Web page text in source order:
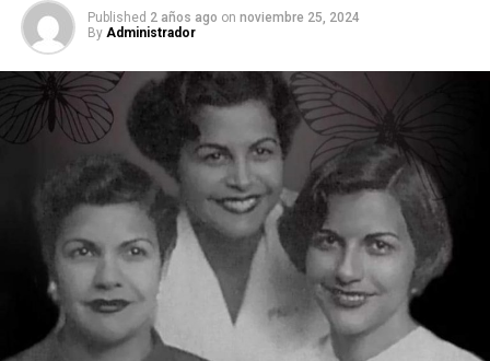
Published 2 años ago on noviembre 25, 2024
By Administrador